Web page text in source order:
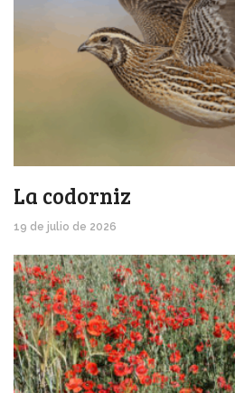
La codorniz
19 de julio de 2026